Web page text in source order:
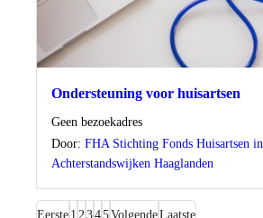
Ondersteuning voor huisartsen
Locatie
Geen bezoekadres
Door: FHA Stichting Fonds Huisartsen in
Achterstandswijken Haaglanden
Eerste 1 2345VolgendeLaatste